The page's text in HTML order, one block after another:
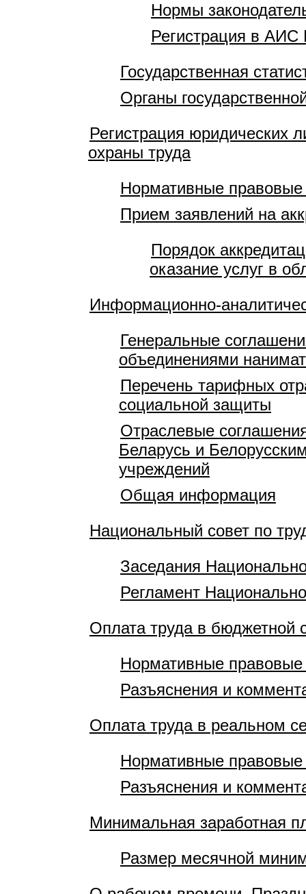
Нормы
Регистрация в АИС
Государственная
Органы
Регистрация юридических
охраны труда
Нормативные правовые
Прием заявлений на
Порядок
оказание услуг в
Информационно-
Генеральные
объединениями
Перечень тарифных
социальной защиты
Отраслевые
Беларусь и
учреждений
Общая информация
Национальный совет по
Заседания
Регламент
Оплата труда в бюджетной
Нормативные правовые
Разъяснения и
Оплата труда в реальном
Нормативные правовые
Разъяснения и
Минимальная заработная
Размер месячной